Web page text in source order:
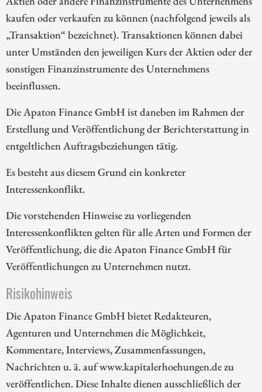
kaufen oder verkaufen zu können (nachfolgend jeweils als
„Transaktion“ bezeichnet). Transaktionen können dabei
unter Umständen den jeweiligen Kurs der Aktien oder der
sonstigen Finanzinstrumente des Unternehmens
beeinflussen.
Die Apaton Finance GmbH ist daneben im Rahmen der
Erstellung und Veröffentlichung der Berichterstattung in
entgeltlichen Auftragsbeziehungen tätig.
Es besteht aus diesem Grund ein konkreter
Interessenkonflikt.
Die vorstehenden Hinweise zu vorliegenden
Interessenkonflikten gelten für alle Arten und Formen der
Veröffentlichung, die die Apaton Finance GmbH für
Veröffentlichungen zu Unternehmen nutzt.
Risikohinweis
Die Apaton Finance GmbH bietet Redakteuren,
Agenturen und Unternehmen die Möglichkeit,
Kommentare, Interviews, Zusammenfassungen,
Nachrichten u. ä. auf www.kapitalerhoehungen.de zu
veröffentlichen. Diese Inhalte dienen ausschließlich der